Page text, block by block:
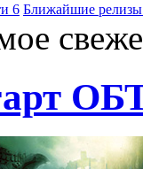
6 Ближайшие релизы